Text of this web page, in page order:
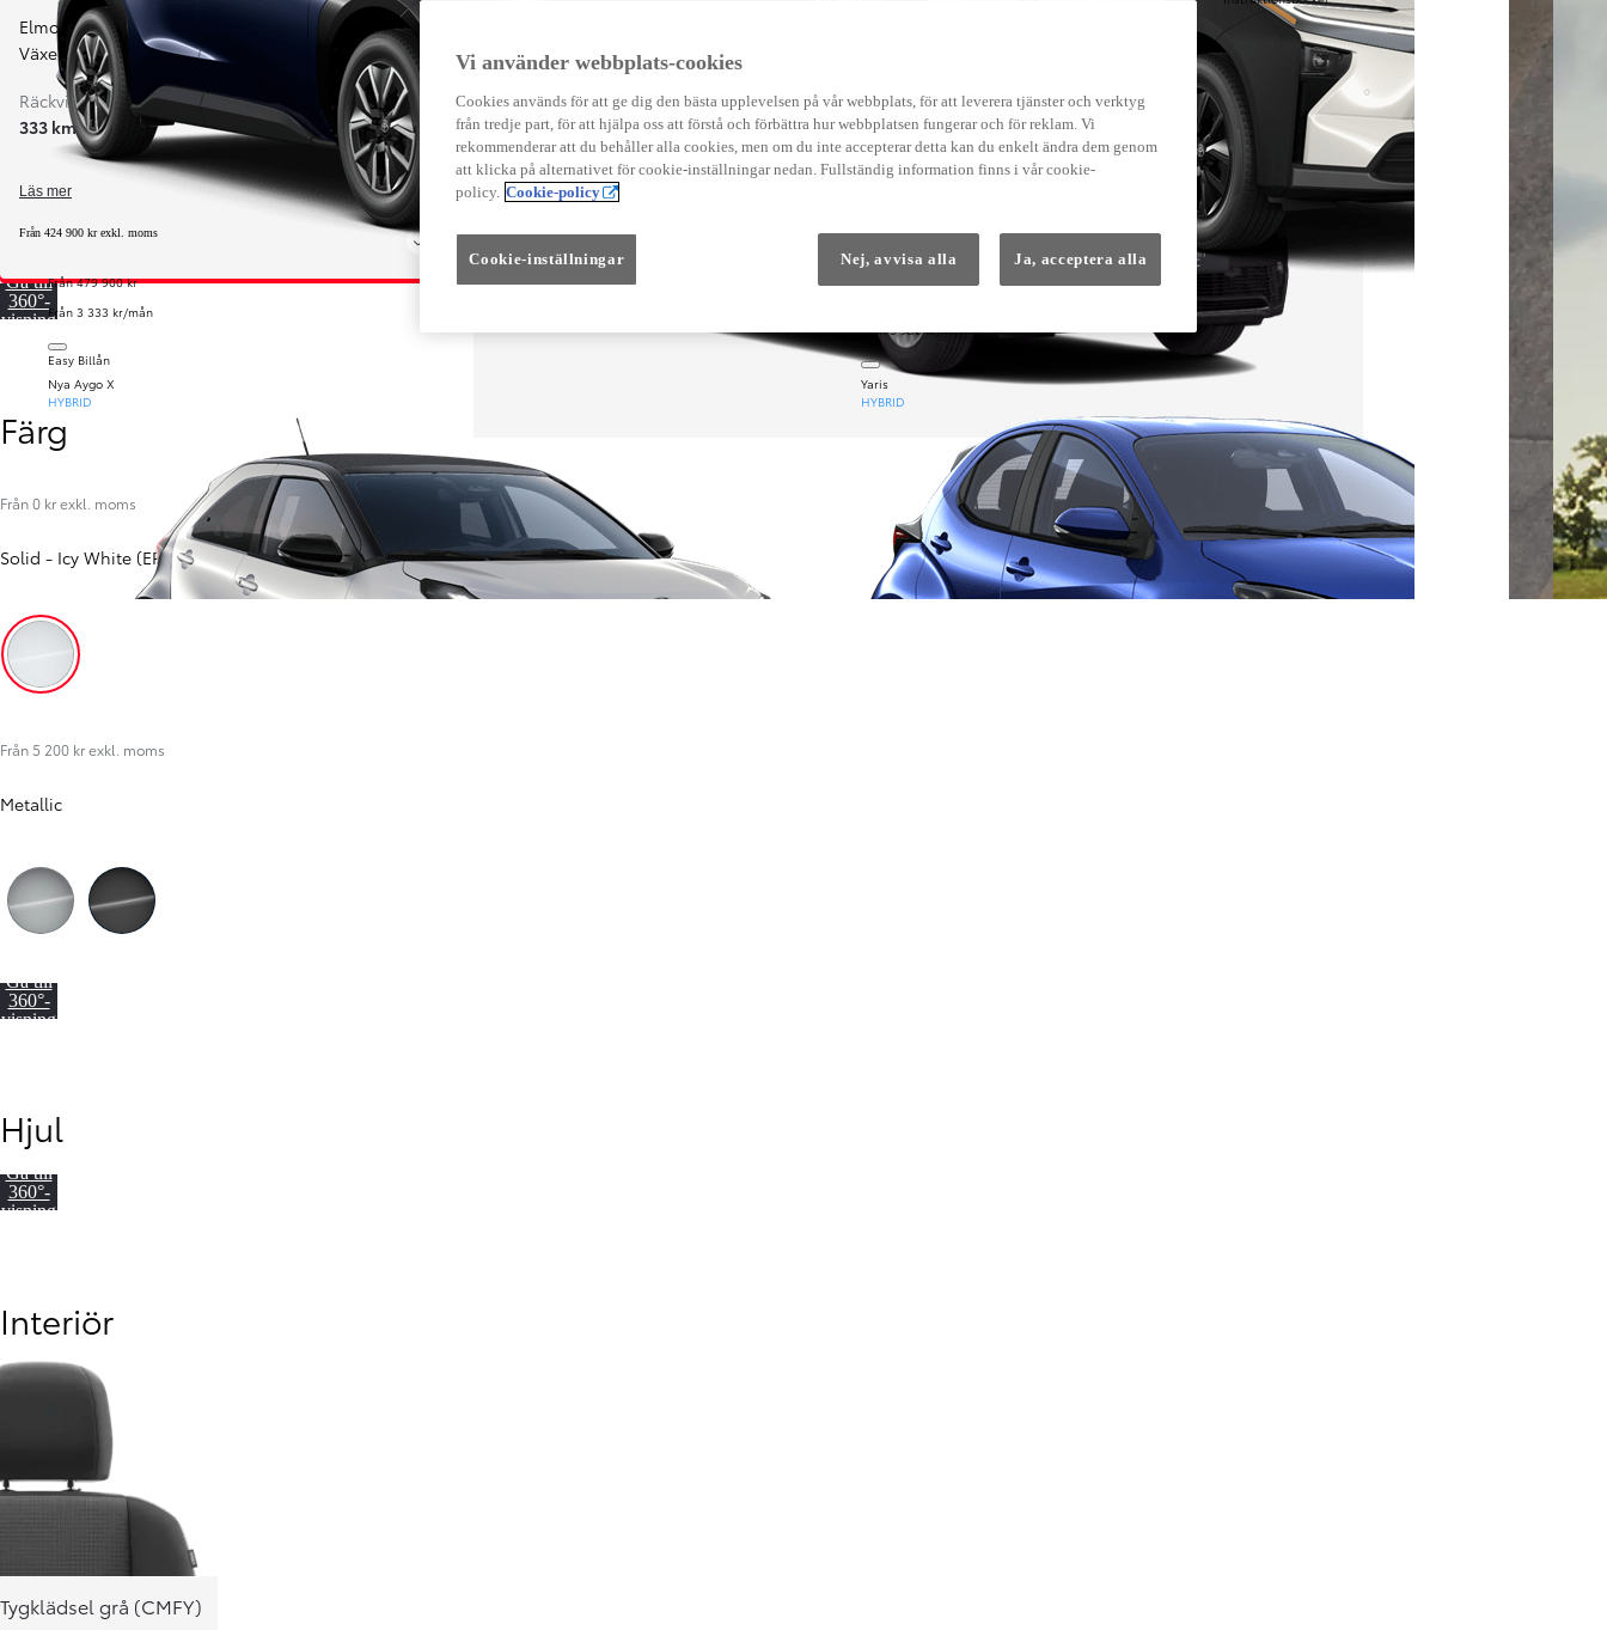
Från 479 900 kr
Från 3 333 kr/mån
Easy Billån
Från 3 958 kr/mån
Nya Aygo X
HYBRID
Från 238 900 kr
Från 2 349 kr/mån
Yaris
HYBRID
BENSIN
Från 599 900 kr
Föregående Nästa
Elmotor 136 hk batterikapacitet 50 kWh
Växelväljare E-Toggle
Räckvidd (WLTP)
333 km
Läs mer
Från 424 900 kr exkl. moms
Gå till
360°-
visning
Färg
Från 0 kr exkl. moms
Solid - Icy White (EPR) Från 0 kr exkl. moms
Icy White (EPR)
Från 5 200 kr exkl. moms
Metallic
Gå till
360°-
visning
Hjul
Gå till
360°-
visning
Interiör
Tygklädsel grå (CMFY)
Vi använder webbplats-cookies
Cookies används för att ge dig den bästa upplevelsen på vår webbplats, för att leverera tjänster och verktyg
från tredje part, för att hjälpa oss att förstå och förbättra hur webbplatsen fungerar och för reklam. Vi
rekommenderar att du behåller alla cookies, men om du inte accepterar detta kan du enkelt ändra dem genom
att klicka på alternativet för cookie-inställningar nedan. Fullständig information finns i vår cookie-
policy. Cookie-policy
Cookie-inställningar Nej, avvisa alla Ja, acceptera alla